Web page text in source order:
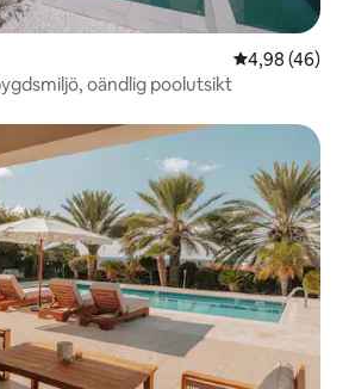
4,98 av 5 i
4,98 (46)
oändlig poolutsikt